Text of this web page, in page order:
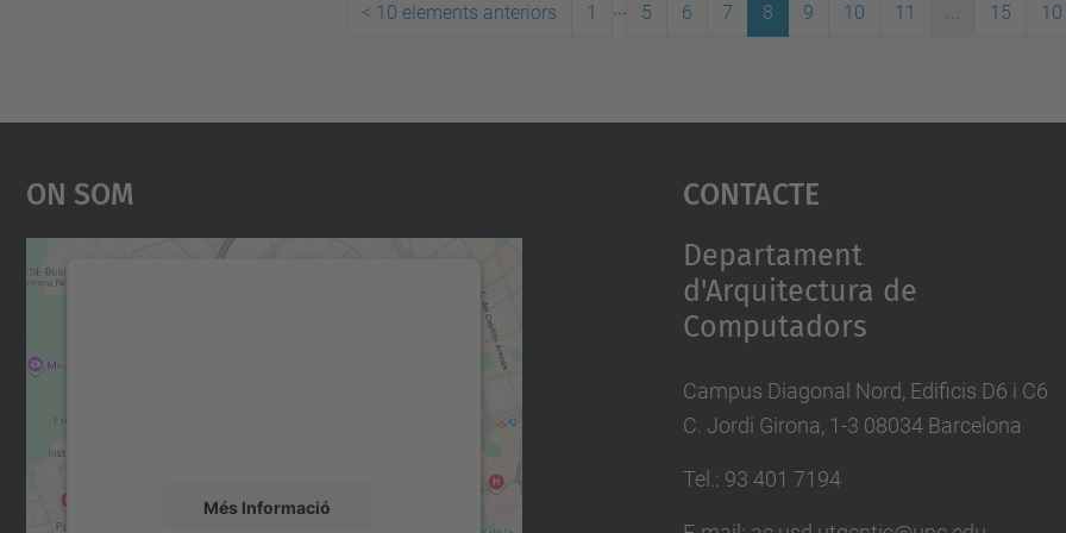
< 10 elements anteriors 1 5 6 7 8 9 10 11 ... 15
On Som
Més Informació
Contacte
Departament
d'Arquitectura de
Computadors
Campus Diagonal Nord, Edificis D6 i C6
C. Jordi Girona, 1-3 08034 Barcelona
Tel.: 93 401 7194